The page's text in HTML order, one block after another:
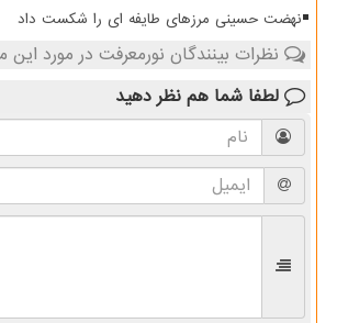
نهضت حسینی مرزهای طایفه ای را شکست داد
نظرات بینندگان نورمعرفت در مورد
لطفا شما هم نظر دهید